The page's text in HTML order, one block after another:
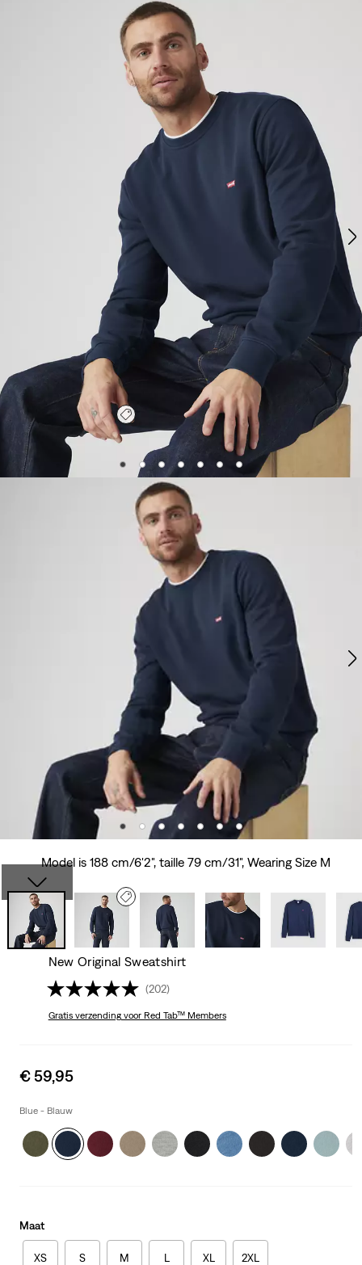
Model is 188 cm/6'2", taille 79 cm/31", Wearing Size M
New Original Sweatshirt
(202)
Gratis verzendingvoor Red Tab™ Members
Sale
is
€ 59,95
Blue - Blauw
Maat
XS S M L XL 2XL